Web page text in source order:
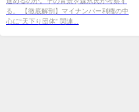
「税務 ...
る。 【徹底解剖】マイナンバー利権の中
心に“天下り団体” 関連...